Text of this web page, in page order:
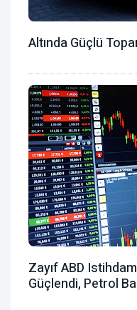
Altında Güçlü
Zayıf ABD
Güçlendi, Petrol